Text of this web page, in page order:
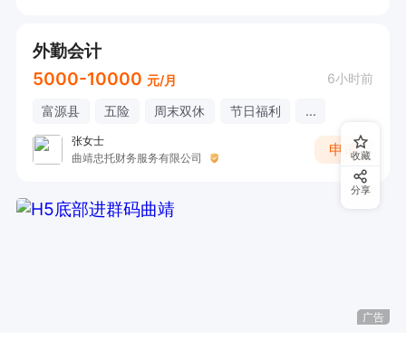
外勤会计
5000-10000 元/月 6小时前
富源县 五险 周末双休 节日福利 ...
张女士
曲靖忠托财务服务有限公司
申请
广告
收藏
分享